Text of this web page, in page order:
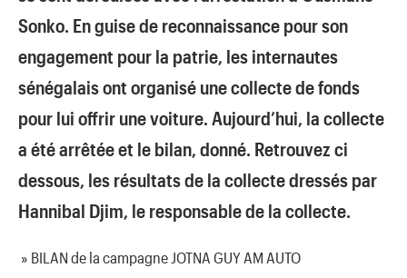
Sonko. En guise de reconnaissance pour son
engagement pour la patrie, les internautes
sénégalais ont organisé une collecte de fonds
pour lui offrir une voiture. Aujourd’hui, la collecte
a été arrêtée et le bilan, donné. Retrouvez ci
dessous, les résultats de la collecte dressés par
Hannibal Djim, le responsable de la collecte.
» BILAN de la campagne JOTNA GUY AM AUTO